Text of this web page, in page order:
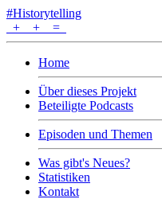
#Historytelling
+
+ =
Home
Über dieses Projekt
Beteiligte Podcasts
Episoden und Themen
Was gibt's Neues?
Statistiken
Kontakt